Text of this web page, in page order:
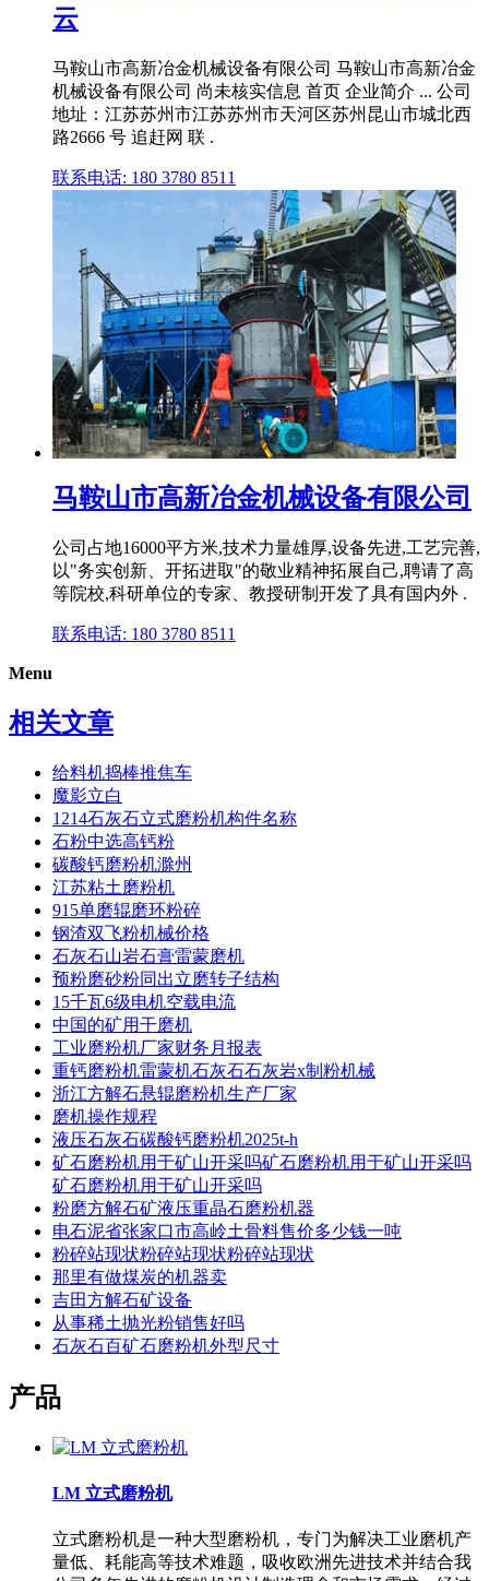
云
马鞍山市高新冶金机械设备有限公司 马鞍山市高新冶金
机械设备有限公司 尚未核实信息 首页 企业简介 ... 公司
地址：江苏苏州市江苏苏州市天河区苏州昆山市城北西
路2666 号 追赶网 联 .
联系电话: 180 3780 8511
马鞍山市高新冶金机械设备有限公司
公司占地16000平方米,技术力量雄厚,设备先进,工艺完善,
以"务实创新、开拓进取"的敬业精神拓展自己,聘请了高
等院校,科研单位的专家、教授研制开发了具有国内外 .
联系电话: 180 3780 8511
Menu
相关文章
给料机捣棒推焦车
魔影立白
1214石灰石立式磨粉机构件名称
石粉中选高钙粉
碳酸钙磨粉机滁州
江苏粘土磨粉机
915单磨辊磨环粉碎
钢渣双飞粉机械价格
石灰石山岩石膏雷蒙磨机
预粉磨砂粉同出立磨转子结构
15千瓦6级电机空载电流
中国的矿用干磨机
工业磨粉机厂家财务月报表
重钙磨粉机雷蒙机石灰石石灰岩x制粉机械
浙江方解石悬辊磨粉机生产厂家
磨机操作规程
液压石灰石碳酸钙磨粉机2025t-h
矿石磨粉机用于矿山开采吗矿石磨粉机用于矿山开采吗
矿石磨粉机用于矿山开采吗
粉磨方解石矿液压重晶石磨粉机器
电石泥省张家口市高岭土骨料售价多少钱一吨
粉碎站现状粉碎站现状粉碎站现状
那里有做煤炭的机器卖
吉田方解石矿设备
从事稀土抛光粉销售好吗
石灰石百矿石磨粉机外型尺寸
产品
LM 立式磨粉机
立式磨粉机是一种大型磨粉机，专门为解决工业磨机产
量低、耗能高等技术难题，吸收欧洲先进技术并结合我